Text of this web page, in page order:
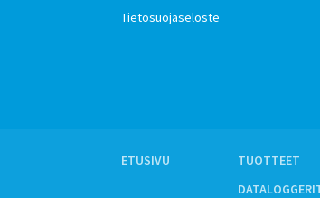
Tietosuojaseloste
ETUSIVU
TUOTTEET